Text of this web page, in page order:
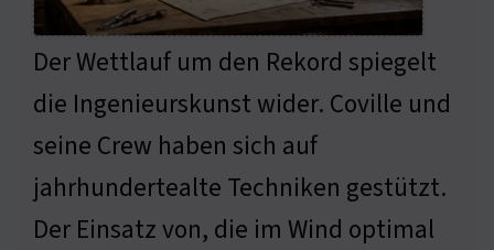
Der Wettlauf um den Rekord spiegelt
die Ingenieurskunst wider. Coville und
seine Crew haben sich auf
jahrhundertealte Techniken gestützt.
Der Einsatz von, die im Wind optimal